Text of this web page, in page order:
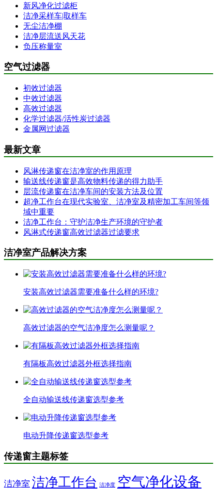
新风净化过滤柜
洁净采样车|取样车
无尘洁净棚
洁净层流送风天花
负压称量室
空气过滤器
初效过滤器
中效过滤器
高效过滤器
化学过滤器/活性炭过滤器
金属网过滤器
最新文章
风淋传递窗在洁净室的作用原理
输送线传递窗是高效物料传递的得力助手
层流传递窗在洁净车间的安装方法及位置
超净工作台在现代实验室、洁净室及精密加工车间等领
域中重要
洁净工作台：守护洁净生产环境的守护者
风淋式传递窗高效过滤器过滤要求
洁净室产品解决方案
安装高效过滤器需要准备什么样的环境?
高效过滤器的空气洁净度怎么测量呢？
有隔板高效过滤器外框选择指南
全自动输送线传递窗选型参考
电动升降传递窗选型参考
传递窗主题标签
洁净室 洁净工作台 洁净度 空气净化设备